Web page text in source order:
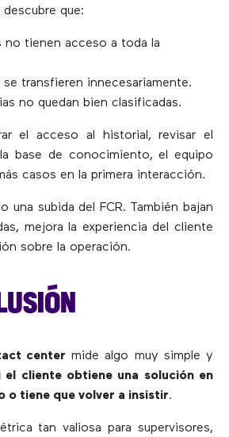
que:
no tienen acceso a toda la
se transfieren innecesariamente.
no quedan bien clasificadas.
el acceso al historial, revisar el
base de conocimiento, el equipo
casos en la primera interacción.
una subida del FCR. También bajan
mejora la experiencia del cliente
sobre la operación.
center mide algo muy simple y
el cliente obtiene una solución en
o tiene que volver a insistir.
tan valiosa para supervisores,